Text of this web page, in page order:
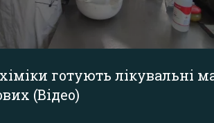
готують лікувальні
(Відео)